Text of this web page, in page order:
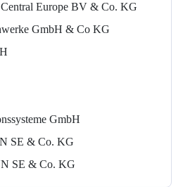
Central Europe BV & Co. KG
GmbH & Co KG
GmbH
SE & Co. KG
SE & Co. KG